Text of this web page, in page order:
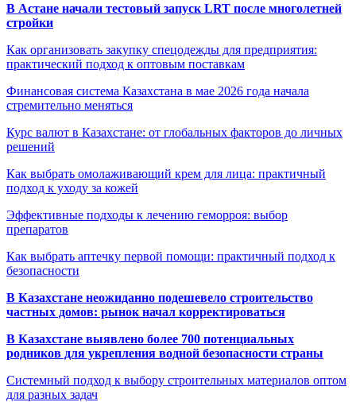
В Астане начали тестовый запуск LRT после многолетней
стройки
Как организовать закупку спецодежды для предприятия:
практический подход к оптовым поставкам
Финансовая система Казахстана в мае 2026 года начала
стремительно меняться
Курс валют в Казахстане: от глобальных факторов до личных
решений
Как выбрать омолаживающий крем для лица: практичный
подход к уходу за кожей
Эффективные подходы к лечению геморроя: выбор
препаратов
Как выбрать аптечку первой помощи: практичный подход к
безопасности
В Казахстане неожиданно подешевело строительство
частных домов: рынок начал корректироваться
В Казахстане выявлено более 700 потенциальных
родников для укрепления водной безопасности страны
Системный подход к выбору строительных материалов оптом
для разных задач